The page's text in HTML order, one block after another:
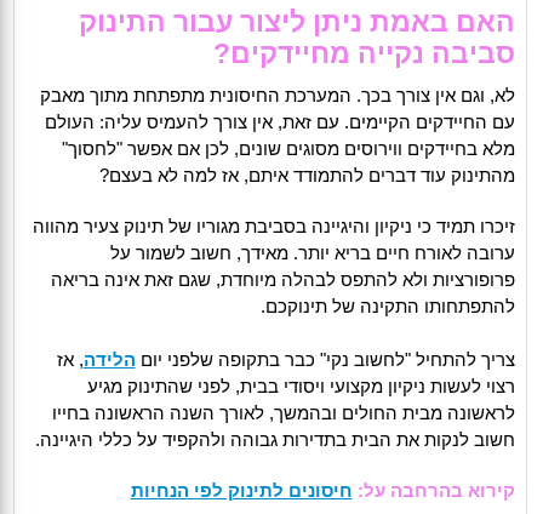
האם באמת ניתן ליצור עבור התינוק
סביבה נקייה מחיידקים?
לא, וגם אין צורך בכך. המערכת החיסונית מתפתחת מתוך מאבק
עם החיידקים הקיימים. עם זאת, אין צורך להעמיס עליה: העולם
מלא בחיידקים ווירוסים מסוגים שונים, לכן אם אפשר "לחסוך"
מהתינוק עוד דברים להתמודד איתם, אז למה לא בעצם?
זיכרו תמיד כי ניקיון והיגיינה בסביבת מגוריו של תינוק צעיר מהווה
ערובה לאורח חיים בריא יותר. מאידך, חשוב לשמור על
פרופורציות ולא להתפס לבהלה מיוחדת, שגם זאת אינה בריאה
להתפתחותו התקינה של תינוקכם.
צריך להתחיל "לחשוב נקי" כבר בתקופה שלפני יום הלידה, אז
רצוי לעשות ניקיון מקצועי ויסודי בבית, לפני שהתינוק מגיע
לראשונה מבית החולים ובהמשך, לאורך השנה הראשונה בחייו
חשוב לנקות את הבית בתדירות גבוהה ולהקפיד על כללי היגיינה.
קירוא בהרחבה על: חיסונים לתינוק לפי הנחיות